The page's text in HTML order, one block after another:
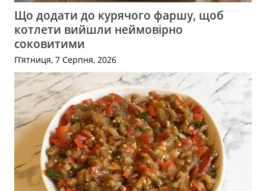
Що додати до курячого фаршу, щоб
котлети вийшли неймовірно
соковитими
П’ятниця, 7 Серпня, 2026